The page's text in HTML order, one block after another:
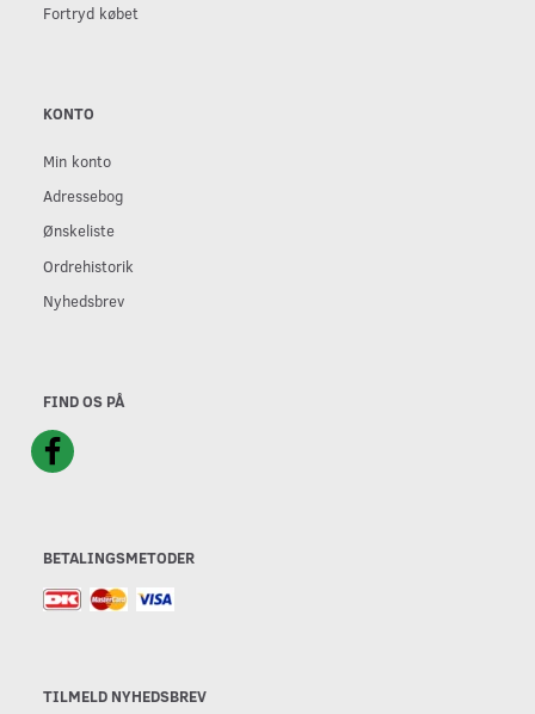
Fortryd købet
KONTO
Min konto
Adressebog
Ønskeliste
Ordrehistorik
Nyhedsbrev
FIND OS PÅ
BETALINGSMETODER
TILMELD NYHEDSBREV